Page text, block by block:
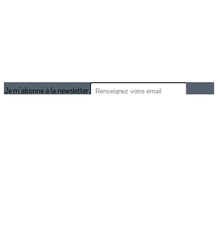
Je m'abonne à la newsletter